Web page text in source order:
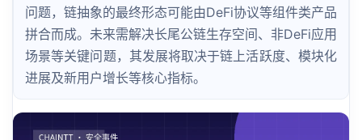
问题，链抽象的最终形态可能由DeFi协议等组件类产品
拼合而成。未来需解决长尾公链生存空间、非DeFi应用
场景等关键问题，其发展将取决于链上活跃度、模块化
进展及新用户增长等核心指标。